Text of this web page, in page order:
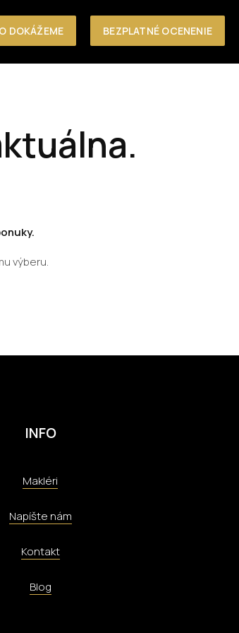
BEZPLATNÉ OCENENIE
DOKÁŽEME
výberu.
INFO
Makléri
Napíšte nám
Kontakt
Blog